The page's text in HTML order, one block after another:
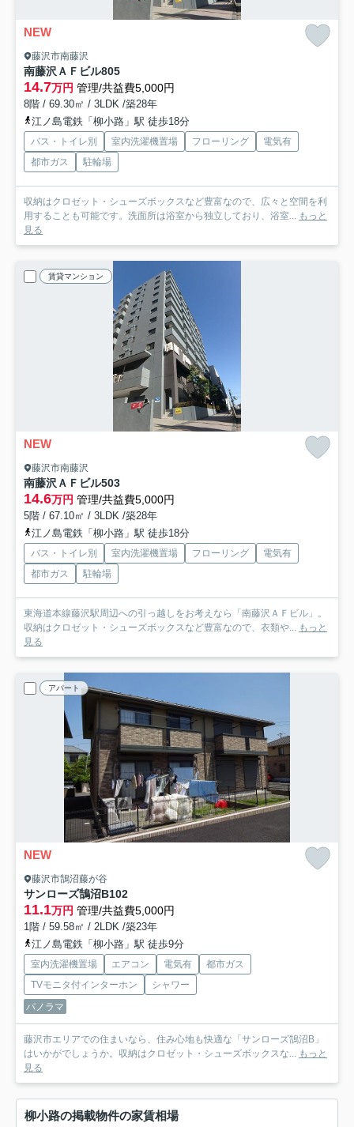
NEW
藤沢市南藤沢
南藤沢ＡＦビル805
14.7万円 管理/共益費5,000円
8階 / 69.30㎡ / 3LDK /築28年
江ノ島電鉄「柳小路」駅 徒歩18分
バス・トイレ別 室内洗濯機置場 フローリング
電気有
都市ガス
駐輪場
収納はクロゼット・シューズボックスなど豊富なので、広々と空間を利
用することも可能です。洗面所は浴室から独立しており、浴室... もっと
見る
賃貸マンション
NEW
藤沢市南藤沢
南藤沢ＡＦビル503
14.6万円 管理/共益費5,000円
5階 / 67.10㎡ / 3LDK /築28年
江ノ島電鉄「柳小路」駅 徒歩18分
バス・トイレ別 室内洗濯機置場 フローリング
電気有
都市ガス
駐輪場
東海道本線藤沢駅周辺への引っ越しをお考えなら「南藤沢ＡＦビル」。
収納はクロゼット・シューズボックスなど豊富なので、衣類や...
もっと
見る
アパート
NEW
藤沢市鵠沼藤が谷
サンローズ鵠沼B102
11.1万円 管理/共益費5,000円
1階 / 59.58㎡ / 2LDK /築23年
江ノ島電鉄「柳小路」駅 徒歩9分
室内洗濯機置場 エアコン 電気有
都市ガス
TVモニタ付インターホン
シャワー
パノラマ
藤沢市エリアでの住まいなら、住み心地も快適な「サンローズ鵠沼B」
はいかがでしょうか。収納はクロゼット・シューズボックスな...
もっと
見る
柳小路の掲載物件の家賃相場